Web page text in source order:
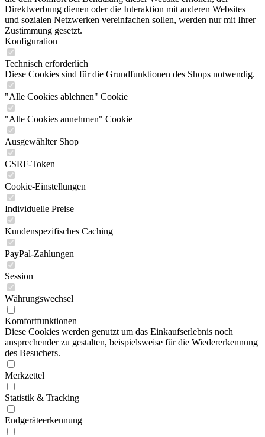
Direktwerbung dienen oder die Interaktion mit anderen Websites
und sozialen Netzwerken vereinfachen sollen, werden nur mit Ihrer
Zustimmung gesetzt.
Konfiguration
Technisch erforderlich
Diese Cookies sind für die Grundfunktionen des Shops notwendig.
"Alle Cookies ablehnen" Cookie
"Alle Cookies annehmen" Cookie
Ausgewählter Shop
CSRF-Token
Cookie-Einstellungen
Individuelle Preise
Kundenspezifisches Caching
PayPal-Zahlungen
Session
Währungswechsel
Komfortfunktionen
Diese Cookies werden genutzt um das Einkaufserlebnis noch
ansprechender zu gestalten, beispielsweise für die Wiedererkennung
des Besuchers.
Merkzettel
Statistik & Tracking
Endgeräteerkennung